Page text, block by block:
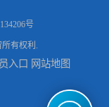
号
所有权利.
入口 网站地图